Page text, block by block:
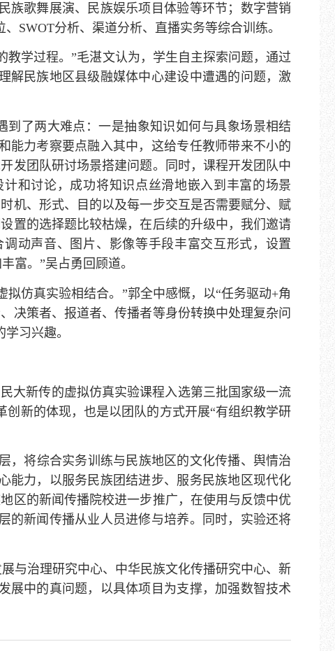
族歌舞展演、民族娱乐项目体验等环节；数字营销
SWOT分析、渠道分析、直播实务等综合训练。
学过程。”毛湛文认为，学生自主探索问题，通过
解民族地区县级融媒体中心建设中遭遇的问题，激
了两大难点：一是抽象知识如何与具象场景相结
能力考察要点融入其中，这给专任教师带来不小的
发团队研讨场景搭建问题。同时，课程开发团队中
和讨论，成功将知识点丝滑地嵌入到丰富的场景
机、形式、目的以及每一步交互是否需要赋分、赋
置的选择题比较枯燥，在后续的升级中，我们邀请
动声音、图片、影像等手段丰富交互形式，设置
富。”吴占勇回顾道。
仿真实验相结合。”郭全中感慨，以“任务驱动+角
决策者、报道者、传播者等身份转换中处理复杂问
习兴趣。
大新传的虚拟仿真实验课程入选第三批国家级一流
新的体现，也是以团队的方式开展“有组织教学研
，将综合实务训练与民族地区的文化传播、舆情治
能力，以服务民族团结进步、服务民族地区现代化
区的新闻传播院校进一步推广，在使用与反馈中优
的新闻传播从业人员进修与培养。同时，实验还将
与治理研究中心、中华民族文化传播研究中心、新
展中的真问题，以具体项目为支撑，加强数智技术